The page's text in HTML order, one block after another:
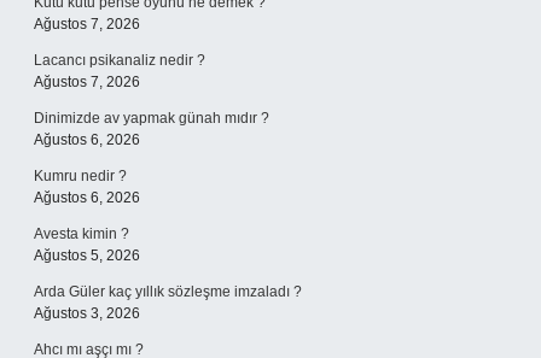
Ağustos 7, 2026
Lacancı psikanaliz nedir ?
Ağustos 7, 2026
Dinimizde av yapmak günah mıdır ?
Ağustos 6, 2026
Kumru nedir ?
Ağustos 6, 2026
Avesta kimin ?
Ağustos 5, 2026
Arda Güler kaç yıllık sözleşme imzaladı ?
Ağustos 3, 2026
Ahcı mı aşçı mı ?